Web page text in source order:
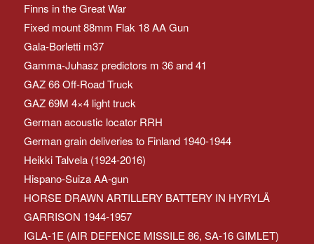
Finns in the Great War
Fixed mount 88mm Flak 18 AA Gun
Gala-Borletti m37
Gamma-Juhasz predictors m 36 and 41
GAZ 66 Off-Road Truck
GAZ 69M 4×4 light truck
German acoustic locator RRH
German grain deliveries to Finland 1940-1944
Heikki Talvela (1924-2016)
Hispano-Suiza AA-gun
HORSE DRAWN ARTILLERY BATTERY IN HYRYLÄ
GARRISON 1944-1957
IGLA-1E (AIR DEFENCE MISSILE 86, SA-16 GIMLET)